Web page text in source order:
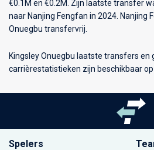
€0.1M en €0.2M. Zijn laatste transfer
naar Nanjing Fengfan in 2024. Nanjing
Onuegbu transfervrij.
Kingsley Onuegbu laatste transfers en
carrièrestatistieken zijn beschikbaar
Spelers